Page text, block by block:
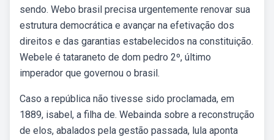
sendo. Webo brasil precisa urgentemente renovar sua
estrutura democrática e avançar na efetivação dos
direitos e das garantias estabelecidos na constituição.
Webele é tataraneto de dom pedro 2º, último
imperador que governou o brasil.
Caso a república não tivesse sido proclamada, em
1889, isabel, a filha de. Webainda sobre a reconstrução
de elos, abalados pela gestão passada, lula aponta